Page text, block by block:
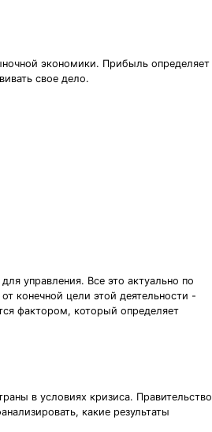
экономики. Прибыль определяет
свое дело.
управления. Все это актуально по
конечной цели этой деятельности -
фактором, который определяет
в условиях кризиса. Правительство
какие результаты